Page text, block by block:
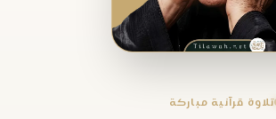
تلاوة قرآنية مباركة